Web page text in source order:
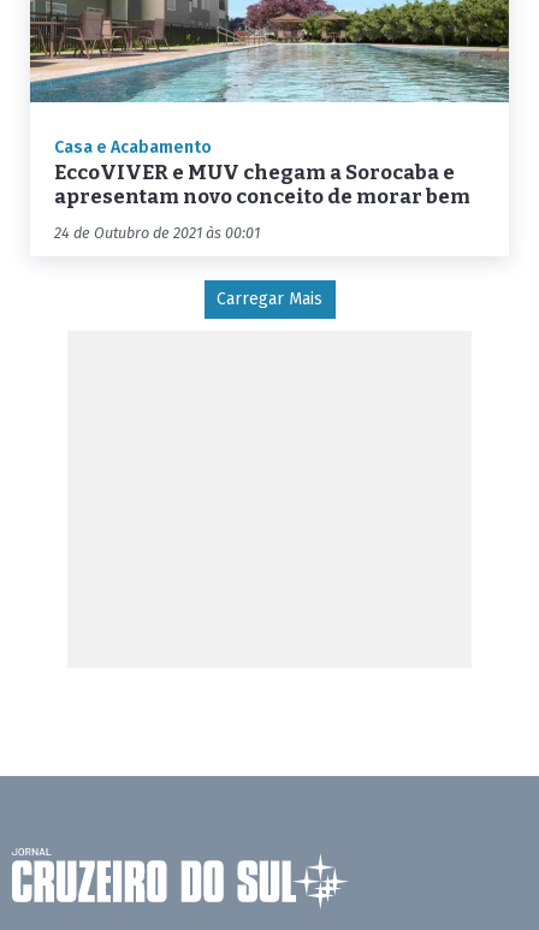
Casa e Acabamento
EccoVIVER e MUV chegam a Sorocaba e
apresentam novo conceito de morar bem
24 de Outubro de 2021 às 00:01
Carregar Mais